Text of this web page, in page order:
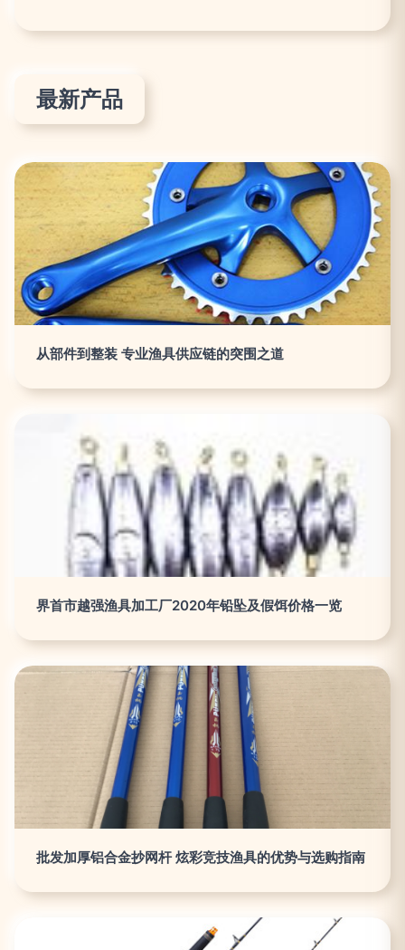
最新产品
从部件到整装 专业渔具供应链的突围之道
界首市越强渔具加工厂2020年铅坠及假饵价格一览
批发加厚铝合金抄网杆 炫彩竞技渔具的优势与选购指南